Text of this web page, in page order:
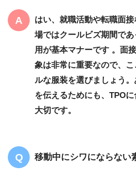
はい、就職活動や転職面
場ではクールビズ期間で
用が基本マナーです 。面
象は非常に重要なので、
ルな服装を選びましょう
を伝えるためにも、TPO
大切です。
移動中にシワにならない